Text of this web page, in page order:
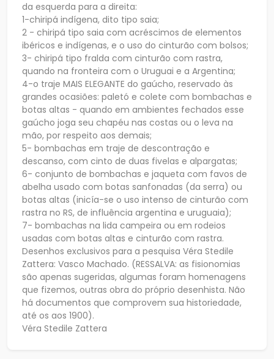
da esquerda para a direita:
1-chiripá indígena, dito tipo saia;
2 - chiripá tipo saia com acréscimos de elementos
ibéricos e indígenas, e o uso do cinturão com bolsos;
3- chiripá tipo fralda com cinturão com rastra,
quando na fronteira com o Uruguai e a Argentina;
4-o traje MAIS ELEGANTE do gaúcho, reservado às
grandes ocasiões: paletó e colete com bombachas e
botas altas - quando em ambientes fechados esse
gaúcho joga seu chapéu nas costas ou o leva na
mão, por respeito aos demais;
5- bombachas em traje de descontração e
descanso, com cinto de duas fivelas e alpargatas;
6- conjunto de bombachas e jaqueta com favos de
abelha usado com botas sanfonadas (da serra) ou
botas altas (inicía-se o uso intenso de cinturão com
rastra no RS, de influência argentina e uruguaia);
7- bombachas na lida campeira ou em rodeios
usadas com botas altas e cinturão com rastra.
Desenhos exclusivos para a pesquisa Véra Stedile
Zattera: Vasco Machado. (RESSALVA: as fisionomias
são apenas sugeridas, algumas foram homenagens
que fizemos, outras obra do próprio desenhista. Não
há documentos que comprovem sua historiedade,
até os aos 1900).
Véra Stedile Zattera